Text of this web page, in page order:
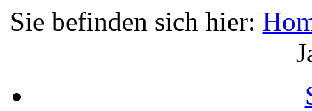
Sie befinden sich hier: